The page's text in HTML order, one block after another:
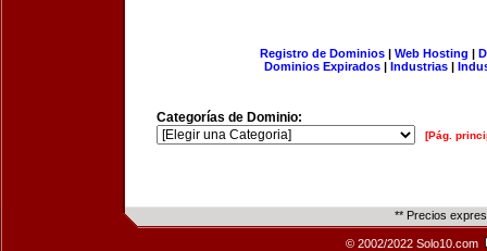
Registro de Dominios| Web Hosting |
Dominios Expirados | Industrias |
Categorías de Dominio:
[Pág.
** Precios
© 2002/2022 Solo10.com